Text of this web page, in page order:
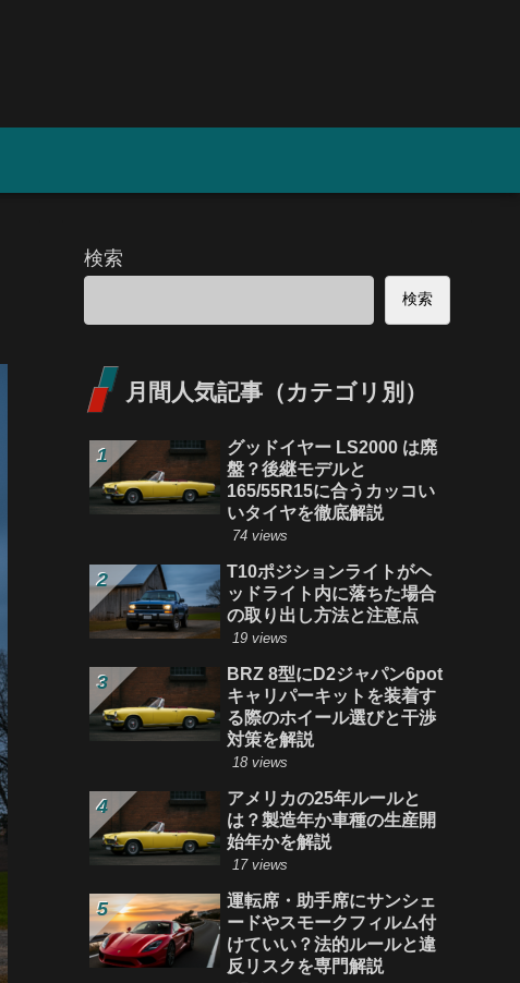
検索
検索
月間人気記事（カテゴリ別）
グッドイヤー LS2000 は廃
盤？後継モデルと
165/55R15に合うカッコい
いタイヤを徹底解説
74 views
T10ポジションライトがヘ
ッドライト内に落ちた場合
の取り出し方法と注意点
19 views
BRZ 8型にD2ジャパン6pot
キャリパーキットを装着す
る際のホイール選びと干渉
対策を解説
18 views
アメリカの25年ルールと
は？製造年か車種の生産開
始年かを解説
17 views
運転席・助手席にサンシェ
ードやスモークフィルム付
けていい？法的ルールと違
反リスクを専門解説